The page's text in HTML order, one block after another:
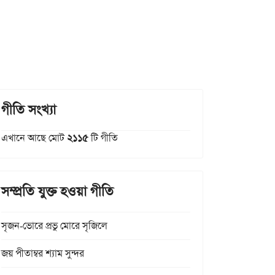
গীতি সংখ্যা
এখানে আছে মোট২১১৫টি গীতি
সম্প্রতি যুক্ত হওয়া গীতি
সৃজন-ভোরে প্রভু মোরে সৃজিলে
জয় পীতাম্বর শ্যাম সুন্দর